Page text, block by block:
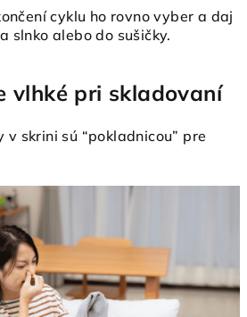
cyklu ho rovno vyber a daj
slnko alebo do sušičky.
vlhké pri skladovaní
v skrini sú “pokladnicou” pre